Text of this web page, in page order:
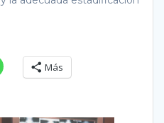
Más